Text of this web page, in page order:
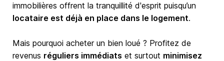
immobilières offrent la tranquillité d'esprit puisqu’un
locataire est déjà en place dans le logement.
Mais pourquoi acheter un bien loué ? Profitez de
revenus réguliers immédiats et surtout minimisez